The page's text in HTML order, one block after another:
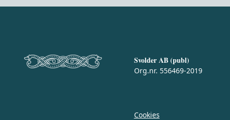
Svolder AB (publ)
Org.nr. 556469-2019
Cookies